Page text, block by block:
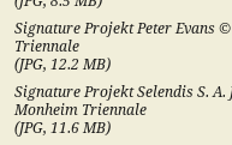
Signature Projekt Peter Evans
Triennale
(JPG, 12.2 MB)
Signature Projekt Selendis S.
Monheim Triennale
(JPG, 11.6 MB)